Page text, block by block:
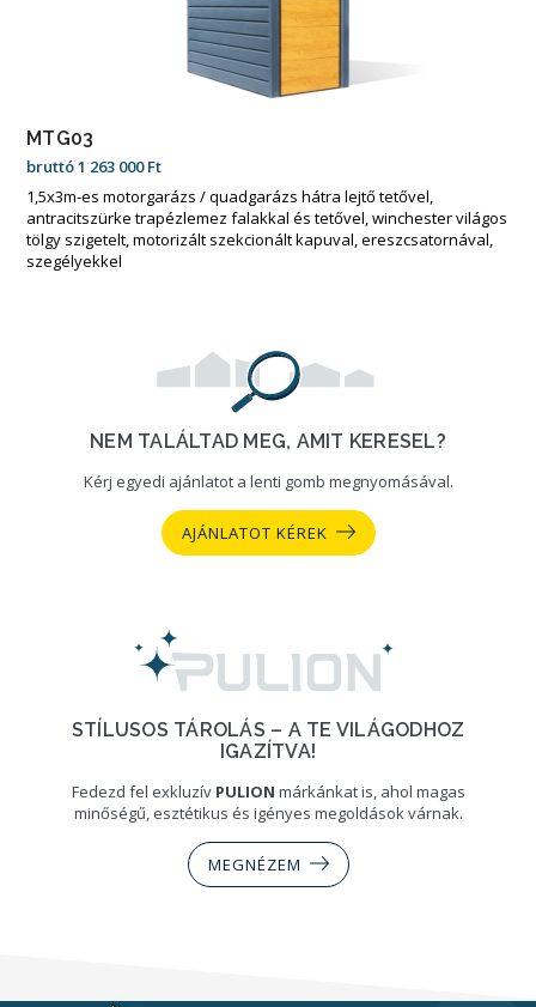
MTG03
bruttó1 263 000Ft
1,5x3m-es motorgarázs / quadgarázs hátra lejtő tetővel,
antracitszürke trapézlemez falakkal és tetővel, winchester világos
tölgy szigetelt, motorizált szekcionált kapuval, ereszcsatornával,
szegélyekkel
NEM TALÁLTAD MEG, AMIT KERESEL?
Kérj egyedi ajánlatot a lenti gomb megnyomásával.
AJÁNLATOT KÉREK
STÍLUSOS TÁROLÁS – A TE VILÁGODHOZ
IGAZÍTVA!
Fedezd fel exkluzív PULION márkánkat is, ahol magas
minőségű, esztétikus és igényes megoldások várnak.
MEGNÉZEM